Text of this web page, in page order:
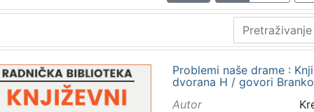
Problemi naše drame :
dvorana H / govori
Autor